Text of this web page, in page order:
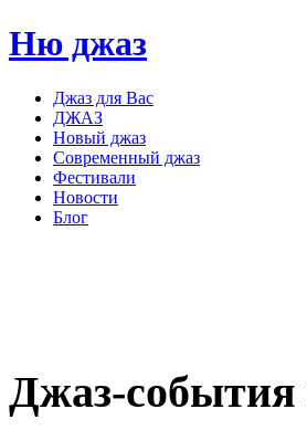
Ню джаз
Джаз для Вас
ДЖАЗ
Новый джаз
Современный джаз
Фестивали
Новости
Блог
Джаз-события